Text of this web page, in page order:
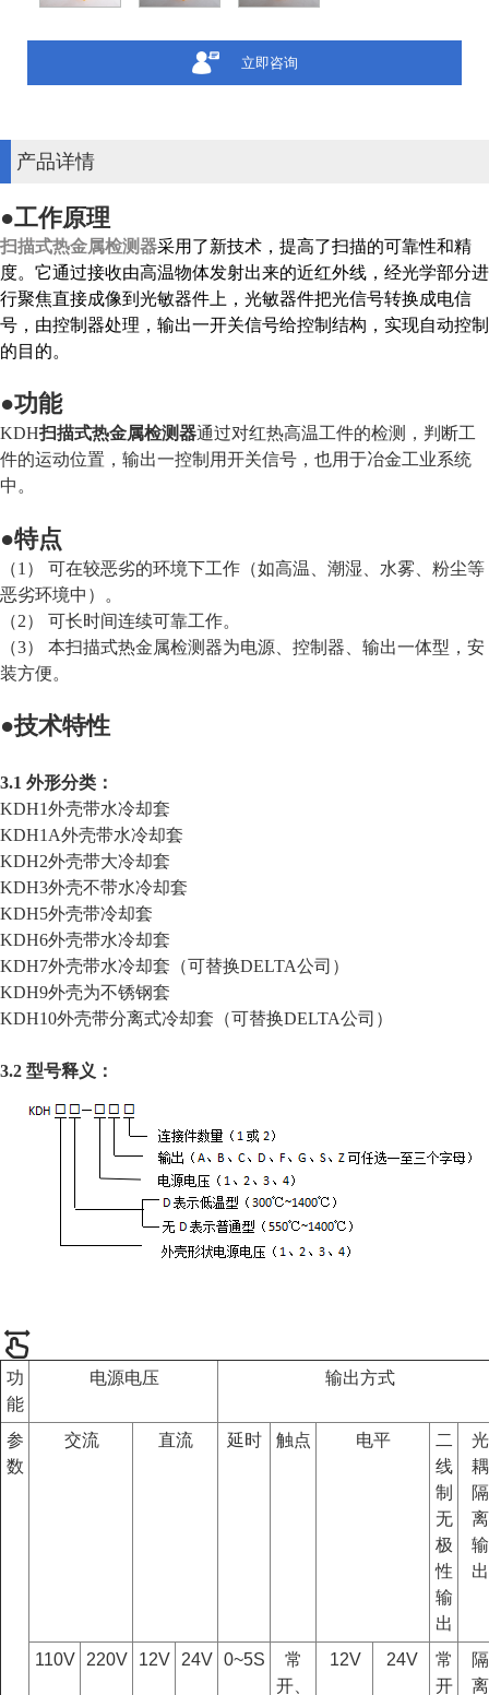
立即咨询
产品详情
●工作原理
扫描式热金属检测器采用了新技术，提高了扫描的可靠性和精
度。它通过接收由高温物体发射出来的近红外线，经光学部分进
行聚焦直接成像到光敏器件上，光敏器件把光信号转换成电信
号，由控制器处理，输出一开关信号给控制结构，实现自动控制
的目的。
●功能
KDH扫描式热金属检测器通过对红热高温工件的检测，判断工
件的运动位置，输出一控制用开关信号，也用于冶金工业系统
中。
●特点
（1） 可在较恶劣的环境下工作（如高温、潮湿、水雾、粉尘等
恶劣环境中）。
（2） 可长时间连续可靠工作。
（3） 本扫描式热金属检测器为电源、控制器、输出一体型，安
装方便。
●技术特性
3.1 外形分类：
KDH1外壳带水冷却套
KDH1A外壳带水冷却套
KDH2外壳带大冷却套
KDH3外壳不带水冷却套
KDH5外壳带冷却套
KDH6外壳带水冷却套
KDH7外壳带水冷却套（可替换DELTA公司）
KDH9外壳为不锈钢套
KDH10外壳带分离式冷却套（可替换DELTA公司）
3.2 型号释义：
功
能
电源电压 输出方式
参
数
交流 直流 延时 触点 电平
二
线
制
无
极
性
输
出
光
耦
隔
离
输
出
110V 220V 12V 24V 0~5S
常
开、
12V 24V
常
开
隔
离